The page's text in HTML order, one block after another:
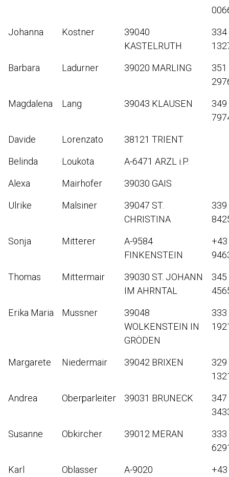
Johanna Kostner
39040
KASTELRUTH
334
Barbara Ladurner 39020 MARLING
Magdalena Lang 39043 KLAUSEN
349
Davide Lorenzato 38121 TRIENT
Belinda Loukota A-6471 ARZL i.P.
Alexa Mairhofer 39030 GAIS
Ulrike Malsiner
39047 ST.
CHRISTINA
339
Sonja Mitterer
A-9584
FINKENSTEIN
Thomas Mittermair
39030 ST. JOHANN
IM AHRNTAL
345
Erika Maria Mussner
39048
WOLKENSTEIN IN
GRÖDEN
333
Margarete Niedermair 39042 BRIXEN
329
Andrea Oberparleiter 39031 BRUNECK
347
Susanne Obkircher 39012 MERAN
333
Karl Oblasser
A-9020